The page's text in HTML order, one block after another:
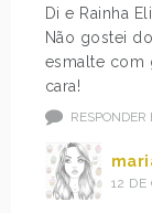
Di e Rainha
Não gostei
esmalte com
cara!
RESPONDER
12 DE